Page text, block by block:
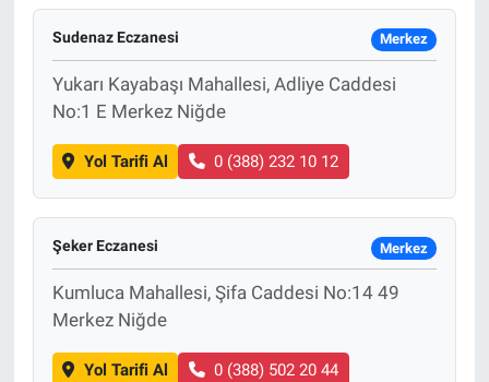
Sudenaz Eczanesi Merkez
Yukarı Kayabaşı Mahallesi, Adliye Caddesi
No:1 E Merkez Niğde
Yol Tarifi Al 0 (388) 232 10 12
Şeker Eczanesi Merkez
Kumluca Mahallesi, Şifa Caddesi No:14 49
Merkez Niğde
Yol Tarifi Al 0 (388) 502 20 44